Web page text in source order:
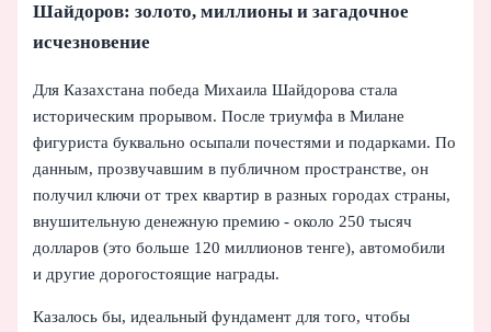
Шайдоров: золото, миллионы и загадочное
исчезновение
Для Казахстана победа Михаила Шайдорова стала
историческим прорывом. После триумфа в Милане
фигуриста буквально осыпали почестями и подарками. По
данным, прозвучавшим в публичном пространстве, он
получил ключи от трех квартир в разных городах страны,
внушительную денежную премию - около 250 тысяч
долларов (это больше 120 миллионов тенге), автомобили
и другие дорогостоящие награды.
Казалось бы, идеальный фундамент для того, чтобы